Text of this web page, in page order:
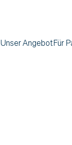
Unser AngebotFür